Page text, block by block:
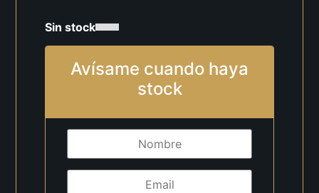
Sin stock
Avísame cuando haya
stock